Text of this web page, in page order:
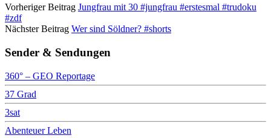
Vorheriger Beitrag Jungfrau mit 30 #jungfrau #erstesmal #trudoku
#zdf
Nächster Beitrag Wer sind Söldner? #shorts
Sender & Sendungen
360° – GEO Reportage
37 Grad
3sat
Abenteuer Leben